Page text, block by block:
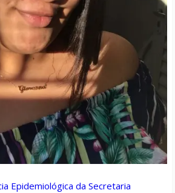
Epidemiológica da Secretaria